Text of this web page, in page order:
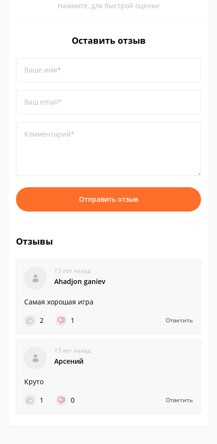
Нажмите, для быстрой оценки
Оставить отзыв
Ваше имя*
Ваш email*
Комментарий*
Отправить отзыв
Отзывы
13 лет назад
Ahadjon ganiev
Самая хорошая игра
2
1 Ответить
13 лет назад
Арсений
Круто
1
0 Ответить